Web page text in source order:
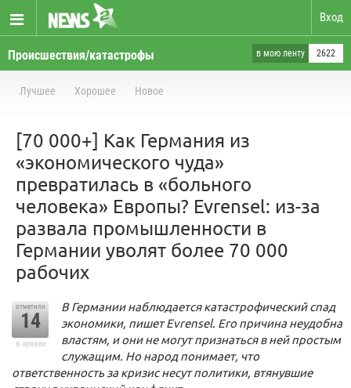
Вход
Происшествия/катастрофы в мою ленту 2622
Лучшее Хорошее Новое
[70 000+] Как Германия из
«экономического чуда»
превратилась в «больного
человека» Европы? Evrensel: из-за
развала промышленности в
Германии уволят более 70 000
рабочих
отметили
14
в архиве
В Германии наблюдается катастрофический спад
экономики, пишет Evrensel. Его причина неудобна
властям, и они не могут признаться в ней простым
служащим. Но народ понимает, что
ответственность за кризис несут политики, втянувшие